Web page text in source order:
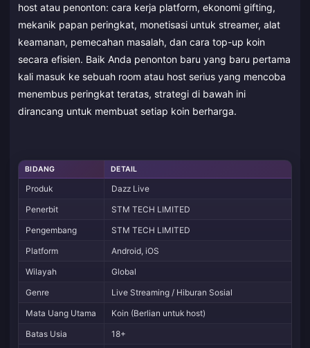
host atau penonton: cara kerja platform, ekonomi gifting,
mekanik papan peringkat, monetisasi untuk streamer, alat
keamanan, pemecahan masalah, dan cara top-up koin
secara efisien. Baik Anda penonton baru yang baru pertama
kali masuk ke sebuah room atau host serius yang mencoba
menembus peringkat teratas, strategi di bawah ini
dirancang untuk membuat setiap koin berharga.
BIDANG DETAIL
Produk
Dazz Live
Penerbit
STM TECH LIMITED
Pengembang
STM TECH LIMITED
Platform
Android, iOS
Wilayah
Global
Genre
Live Streaming / Hiburan Sosial
Mata Uang Utama
Koin (Berlian untuk host)
Batas Usia
18+